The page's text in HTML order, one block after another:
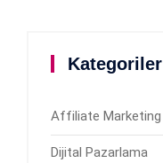
Kategoriler
Affiliate Marketing
Dijital Pazarlama